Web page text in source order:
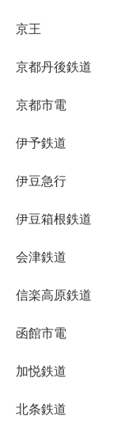
京王
京都丹後鉄道
京都市電
伊予鉄道
伊豆急行
伊豆箱根鉄道
会津鉄道
信楽高原鉄道
函館市電
加悦鉄道
北条鉄道